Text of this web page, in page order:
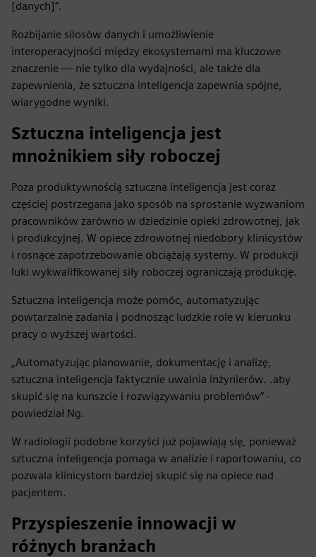
[danych]”.
Rozbijanie silosów danych i umożliwienie
interoperacyjności między ekosystemami ma kluczowe
znaczenie — nie tylko dla wydajności, ale także dla
zapewnienia, że sztuczna inteligencja zapewnia spójne,
wiarygodne wyniki.
Sztuczna inteligencja jest
mnożnikiem siły roboczej
Poza produktywnością sztuczna inteligencja jest coraz
częściej postrzegana jako sposób na sprostanie wyzwaniom
pracowników zarówno w dziedzinie opieki zdrowotnej, jak
i produkcyjnej. W opiece zdrowotnej niedobory klinicystów
i rosnące zapotrzebowanie obciążają systemy. W produkcji
luki wykwalifikowanej siły roboczej ograniczają produkcję.
Sztuczna inteligencja może pomóc, automatyzując
powtarzalne zadania i podnosząc ludzkie role w kierunku
pracy o wyższej wartości.
„Automatyzując planowanie, dokumentację i analizę,
sztuczna inteligencja faktycznie uwalnia inżynierów. .aby
skupić się na kunszcie i rozwiązywaniu problemów” -
powiedział Ng.
W radiologii podobne korzyści już pojawiają się, ponieważ
sztuczna inteligencja pomaga w analizie i raportowaniu, co
pozwala klinicystom bardziej skupić się na opiece nad
pacjentem.
Przyspieszenie innowacji w
różnych branżach